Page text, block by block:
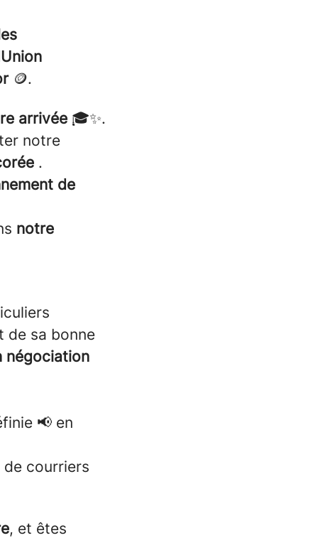
🪙.
arrivée 🎓✨.
notre
.
de
notre
de sa bonne
négociation
📢 en
courriers
, et êtes